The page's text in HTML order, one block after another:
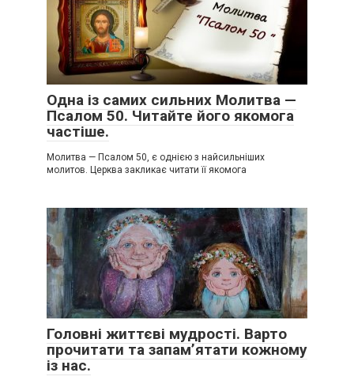
Одна із самих сильних Молитва —
Псалом 50. Читайте його якомога
частіше.
Молитва — Псалом 50, є однією з найсильніших
молитов. Церква закликає читати її якомога
Головні життєві мудрості. Варто
прочитати та запам’ятати кожному
із нас.